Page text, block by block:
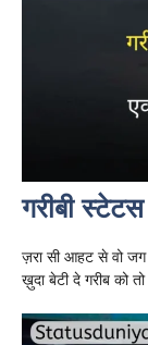
गरीबी
ज़रा सी आहट से वो जग
ख़ुदा बेटी दे गरीब को तो